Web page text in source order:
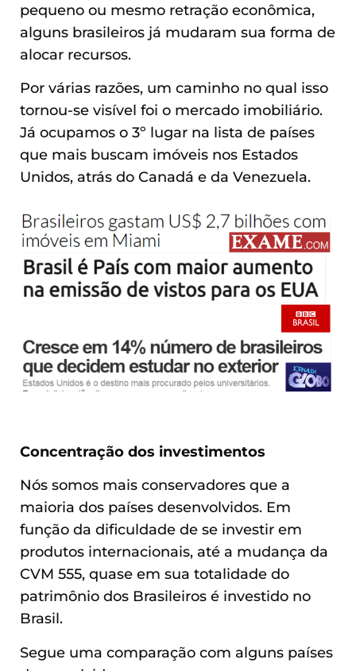
pequeno ou mesmo retração econômica,
alguns brasileiros já mudaram sua forma de
alocar recursos.
Por várias razões, um caminho no qual isso
tornou-se visível foi o mercado imobiliário.
Já ocupamos o 3º lugar na lista de países
que mais buscam imóveis nos Estados
Unidos, atrás do Canadá e da Venezuela.
Concentração dos investimentos
Nós somos mais conservadores que a
maioria dos países desenvolvidos. Em
função da dificuldade de se investir em
produtos internacionais, até a mudança da
CVM 555, quase em sua totalidade do
patrimônio dos Brasileiros é investido no
Brasil.
Segue uma comparação com alguns países